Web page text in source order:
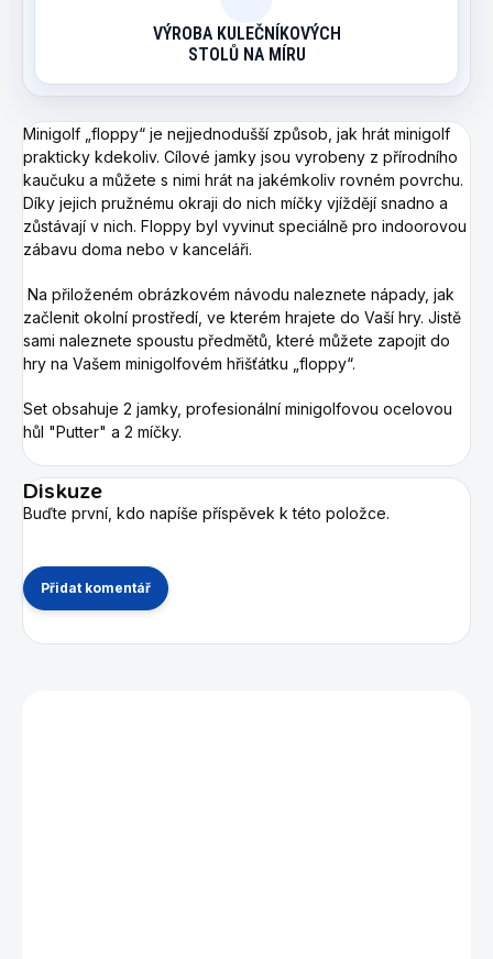
VÝROBA KULEČNÍKOVÝCH
STOLŮ NA MÍRU
Minigolf „floppy“ je nejjednodušší způsob, jak hrát minigolf
prakticky kdekoliv. Cílové jamky jsou vyrobeny z přírodního
kaučuku a můžete s nimi hrát na jakémkoliv rovném povrchu.
Díky jejich pružnému okraji do nich míčky vjíždějí snadno a
zůstávají v nich. Floppy byl vyvinut speciálně pro indoorovou
zábavu doma nebo v kanceláři.
Na přiloženém obrázkovém návodu naleznete nápady, jak
začlenit okolní prostředí, ve kterém hrajete do Vaší hry. Jistě
sami naleznete spoustu předmětů, které můžete zapojit do
hry na Vašem minigolfovém hřišťátku „floppy“.
Set obsahuje 2 jamky, profesionální minigolfovou ocelovou
hůl "Putter" a 2 míčky.
Diskuze
Buďte první, kdo napíše příspěvek k této položce.
Přidat komentář